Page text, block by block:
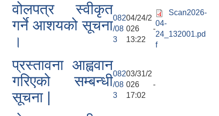
वोलपत्र स्वीकृत
गर्ने आशयको सूचना
।
082
/08
3
04/24/2
026 -
13:22
Scan2026-
04-
24_132001.pd
f
प्रस्तावना आह्ववान
गरिएको सम्बन्धी
सूचना |
082
/08
3
03/31/2
026 -
17:02